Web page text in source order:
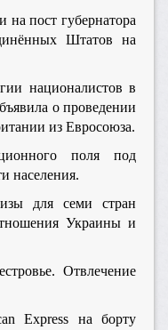
на пост губернатора
Штатов на
националистов в
о проведении
из Евросоюза.
поля под
населения.
для семи стран
Украины и
Отвлечение
Express на борту